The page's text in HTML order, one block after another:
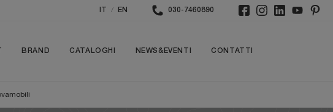
/ EN 030-7460890
BRAND CATALOGHI NEWS&EVENTI CONTATTI